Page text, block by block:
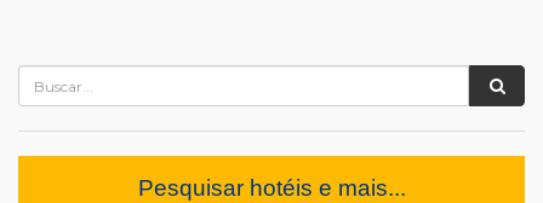
Pesquisar hotéis e mais...